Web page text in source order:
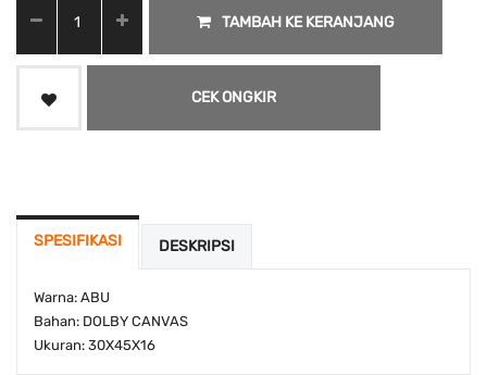
TAMBAH KE KERANJANG
CEK ONGKIR
SPESIFIKASI DESKRIPSI
Warna: ABU
Bahan: DOLBY CANVAS
Ukuran: 30X45X16